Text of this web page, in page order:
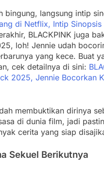
bingung, langsung intip
di Netflix, Intip Sinopsis
BLACKPINK juga
loh! Jennie udah
yang kece. Buat
cek detailnya di sini:
2025, Jennie Bocorkan
membuktikan dirinya
di dunia film, jadi
cerita yang siap
Sekuel Berikutnya